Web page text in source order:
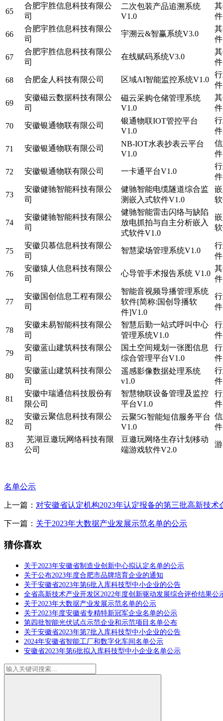
65
合肥宇胜信息科技有限公
司
二次包装产品追溯系统
V1.0
件
66
合肥宇胜信息科技有限公
司
宇溯云&智赢系统V3.0
件
67
合肥宇胜信息科技有限公
司
在线赋码系统V3.0
件
68 合肥金人科技有限公司 区域AI智能监控系统V1.0
件
69
安徽磁云数据科技有限公
司
磁云采购仓储管理系统
V1.0
件
70 安徽银通物联有限公司
银通物联IOT管控平台
V1.0
件
71 安徽银通物联有限公司
NB-IOT水表抄表云平台
V1.0
件
72 安徽银通物联有限公司 一卡通平台V1.0
件
73
安徽健驰智能科技有限公
司
健驰智能电缆隧道综合监
测嵌入式软件V1.0
74
安徽健驰智能科技有限公
司
健驰智能雷击闪络与缺陷
放电抓拍与自主分析嵌入
式软件V1.0
75
安徽贝慕信息科技有限公
司
智慧梁场管理系统V1.0
件
76
安徽猿人信息科技有限公
司
心导管手术报告系统 V1.0
件
77
安徽国创信息工程有限公
司
智能音视频导播管理系统
软件[简称:国创导播软
件]V1.0
件
78
安徽未易智能科技有限公
司
智慧后勤一站式呼叫中心
管理系统V1.0
件
79
安徽蓝山建筑科技有限公
司
国土空间规划一张图信息
综合管理平台V1.0
件
80
安徽蓝山建筑科技有限公
司
遥感影像数据处理系统
v1.0
件
81
安徽中瑞通信科技股份有
限公司
智慧物联设备管理及监控
平台V1.0
件
82
安徽云聚信息科技有限公
司
云聚5G智能短信服务平台
V1.0
件
83
芜湖豆邀玩网络科技有限
公司
豆邀玩网络生存计划移动
端游戏软件V2.0
名单公示
上一篇： 对安徽省认定机构2023年认定报备的第三批高新技术
下一篇： 关于2023年大数据产业发展示范名单的公示
猜你喜欢
关于2023年安徽省制造业创新中心拟认定名单的公示
关于公布2023年度合肥市品牌培育企业的通知
关于安徽省2023年第6批入库科技型中小企业的公告
全省高新技术产业开发区2022年度创新驱动发展综合评价结果公
关于2023年大数据产业发展示范名单的公示
关于2023年度安徽省专精特新冠军企业名单的公示
第四批智能光伏试点示范企业和示范项目名单公布
关于安徽省2023年第7批入库科技型中小企业的公告
2024年安徽省智能工厂和数字化车间名单公示
安徽省2023年第6批拟入库科技型中小企业名单公示